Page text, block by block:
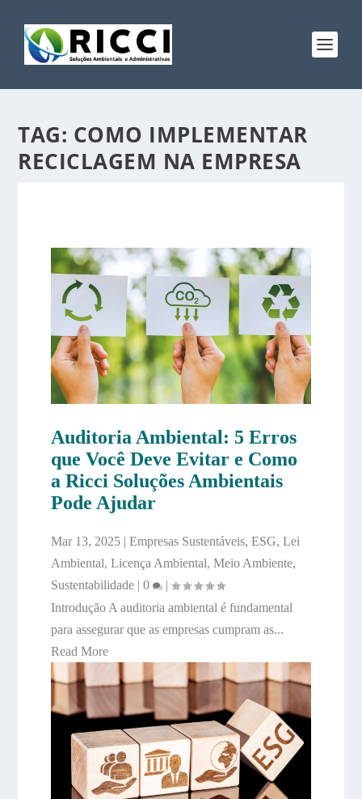
TAG: COMO IMPLEMENTAR
RECICLAGEM NA EMPRESA
Auditoria Ambiental: 5 Erros
que Você Deve Evitar e Como
a Ricci Soluções Ambientais
Pode Ajudar
Mar 13, 2025| Empresas Sustentáveis, ESG, Lei
Ambiental, Licença Ambiental, Meio Ambiente,
Sustentabilidade| 0
|
Introdução A auditoria ambiental é fundamental
para assegurar que as empresas cumpram as...
Read More